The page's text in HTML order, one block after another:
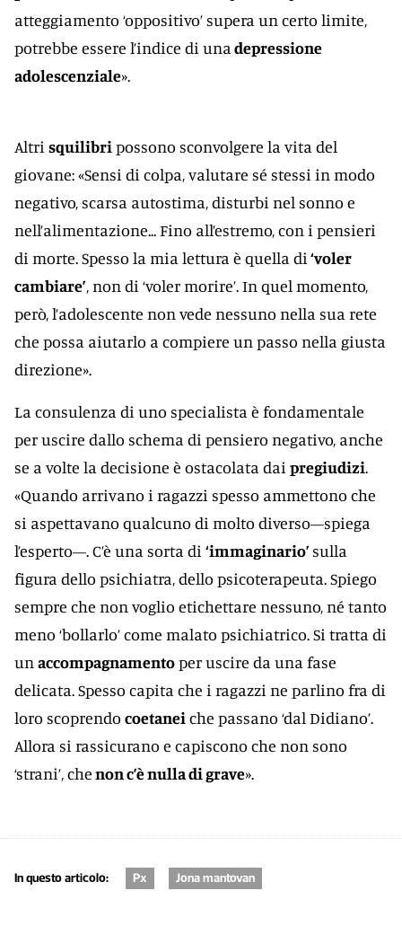
atteggiamento ‘oppositivo’ supera un certo limite,
potrebbe essere l’indice di una depressione
adolescenziale».
Altri squilibri possono sconvolgere la vita del
giovane: «Sensi di colpa, valutare sé stessi in modo
negativo, scarsa autostima, disturbi nel sonno e
nell’alimentazione... Fino all’estremo, con i pensieri
di morte. Spesso la mia lettura è quella di ‘voler
cambiare’, non di ‘voler morire’. In quel momento,
però, l’adolescente non vede nessuno nella sua rete
che possa aiutarlo a compiere un passo nella giusta
direzione».
La consulenza di uno specialista è fondamentale
per uscire dallo schema di pensiero negativo, anche
se a volte la decisione è ostacolata dai pregiudizi.
«Quando arrivano i ragazzi spesso ammettono che
si aspettavano qualcuno di molto diverso—spiega
l’esperto—. C’è una sorta di ‘immaginario’ sulla
figura dello psichiatra, dello psicoterapeuta. Spiego
sempre che non voglio etichettare nessuno, né tanto
meno ‘bollarlo’ come malato psichiatrico. Si tratta di
un accompagnamentoper uscire da una fase
delicata. Spesso capita che i ragazzi ne parlino fra di
loro scoprendo coetanei che passano ‘dal Didiano’.
Allora si rassicurano e capiscono che non sono
‘strani’, chenon c’è nulla di grave».
In questo articolo: Px Jona mantovan